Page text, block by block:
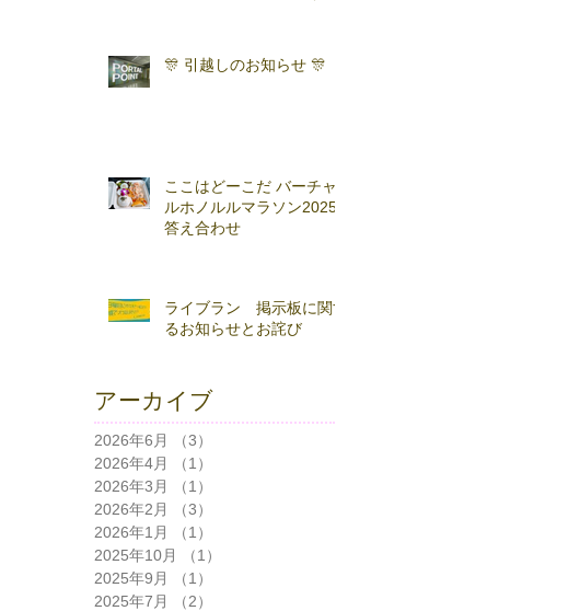
🎊 引越しのお知らせ 🎊
ここはどーこだ バーチャ
ルホノルルマラソン2025
答え合わせ
ライブラン 掲示板に関す
るお知らせとお詫び
アーカイブ
2026年6月 （3）
2026年4月
（1）
2026年3月
（1）
2026年2月
（3）
2026年1月
（1）
2025年10月
（1）
2025年9月
（1）
2025年7月
（2）